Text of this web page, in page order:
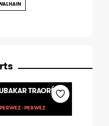
TRAORÉ &
- PERWEZ